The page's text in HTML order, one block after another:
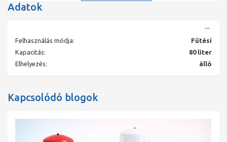
Legalább 25-50% fagyálló adalékkal keverhető
Gyári nyomás alatt álló gázkamrával
Típus: N 80
Hasznos térfogat max: 72 l
Megengedett előremenő hőmérséklet: 120 ° C
Megengedett üzemi nyomás: 6 bar
Gyári gázellátási nyomás: 1,5 bar
Üres súly: 13,28 kg
Adatok
Felhasználás módja:
Fűtési
Kapacitás:
80 liter
Elhelyezés:
álló
Kapcsolódó blogok